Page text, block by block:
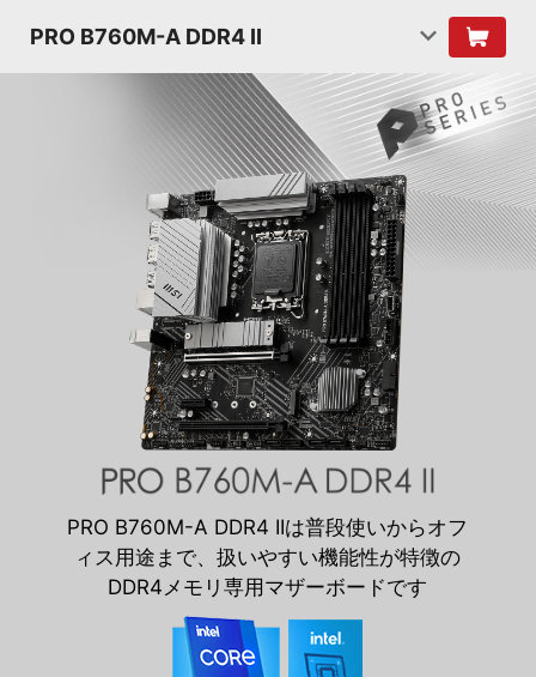
PRO B760M-A DDR4 II
PRO B760M-A DDR4 IIは普段使いからオフ
ィス用途まで、扱いやすい機能性が特徴の
DDR4メモリ専用マザーボードです